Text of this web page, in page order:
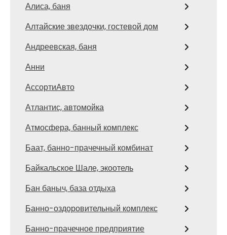
Алиса, баня
Алтайские звездочки, гостевой дом
Андреевская, баня
Анни
АссортиАвто
Атлантис, автомойка
Атмосфера, банный комплекс
Баат, банно-прачечный комбинат
Байкальское Шале, экоотель
Бан баныч, база отдыха
Банно-оздоровительный комплекс
Банно-прачечное предприятие